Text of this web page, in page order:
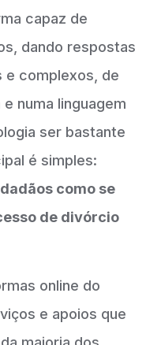
capaz de
dando respostas
e complexos, de
numa linguagem
ser bastante
é simples:
como se
de divórcio
online do
e apoios que